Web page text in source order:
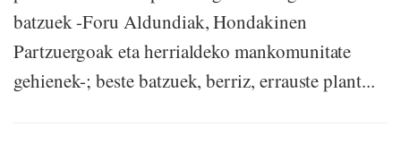
batzuek -Foru Aldundiak, Hondakinen
Partzuergoak eta herrialdeko mankomunitate
gehienek-; beste batzuek, berriz, errauste plant...